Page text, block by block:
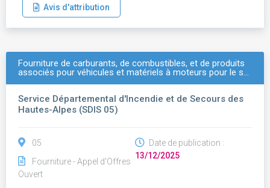
Avis d'attribution
Fourniture de carburants, de combustibles, et de produits
associés pour véhicules et matériels à moteurs pour le s…
Service Départemental d'Incendie et de Secours des
Hautes-Alpes (SDIS 05)
05
Fourniture - Appel d'Offres
Ouvert
Date de publication :
13/12/2025